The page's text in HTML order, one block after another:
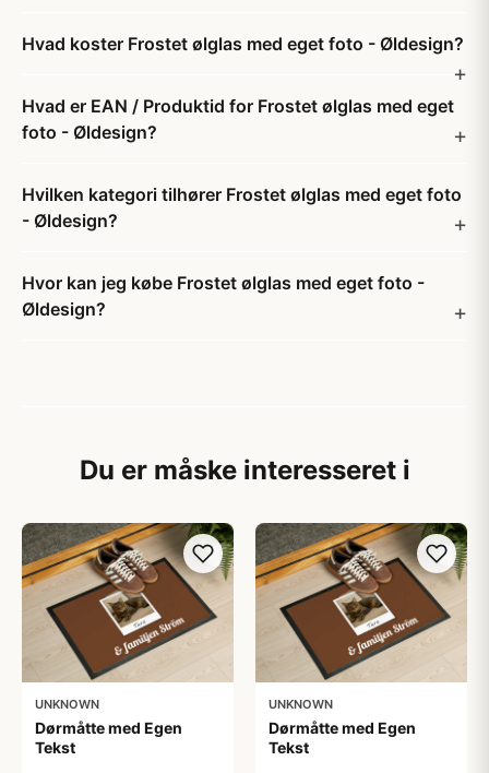
Hvad koster Frostet ølglas med eget foto - Øldesign?
Hvad er EAN / Produktid for Frostet ølglas med eget
foto - Øldesign?
Hvilken kategori tilhører Frostet ølglas med eget foto
- Øldesign?
Hvor kan jeg købe Frostet ølglas med eget foto -
Øldesign?
Du er måske interesseret i
UNKNOWN
Dørmåtte med Egen
Tekst
UNKNOWN
Dørmåtte med Egen
Tekst